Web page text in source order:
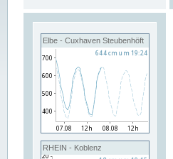
Elbe - Cuxhaven Steubenhöft
RHEIN - Koblenz